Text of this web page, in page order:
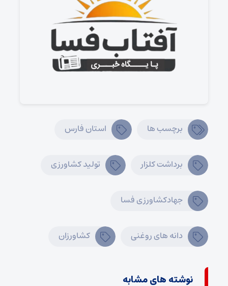
برچسب ها استان فارس
برداشت کلزار تولید کشاورزی
جهادکشاورزی فسا
دانه های روغنی کشاورزان
نوشته های مشابه